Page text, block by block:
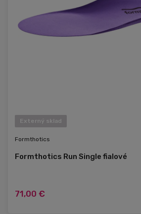
Externý sklad
Formthotics
Formthotics Run Single fialové
71,00 €